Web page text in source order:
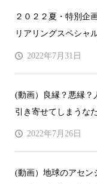
２０２２夏・特別企
リアリングスペシャル
2022年7月31日
(動画）良縁？悪縁？
引き寄せてしまうな
2022年7月26日
(動画）地球のアセン